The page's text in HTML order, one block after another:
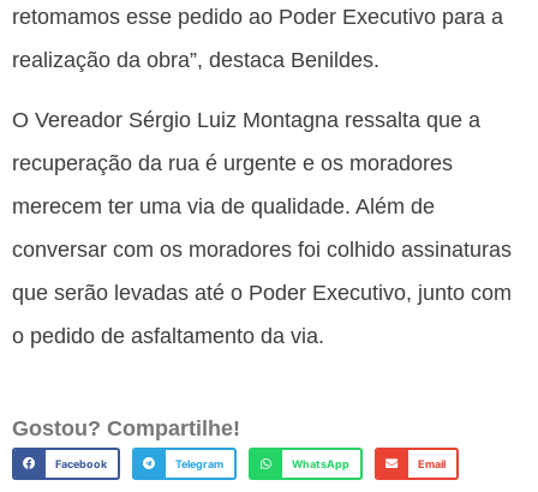
retomamos esse pedido ao Poder Executivo para a
realização da obra”, destaca Benildes.
O Vereador Sérgio Luiz Montagna ressalta que a
recuperação da rua é urgente e os moradores
merecem ter uma via de qualidade. Além de
conversar com os moradores foi colhido assinaturas
que serão levadas até o Poder Executivo, junto com
o pedido de asfaltamento da via.
Gostou? Compartilhe!
Facebook Telegram WhatsApp Email